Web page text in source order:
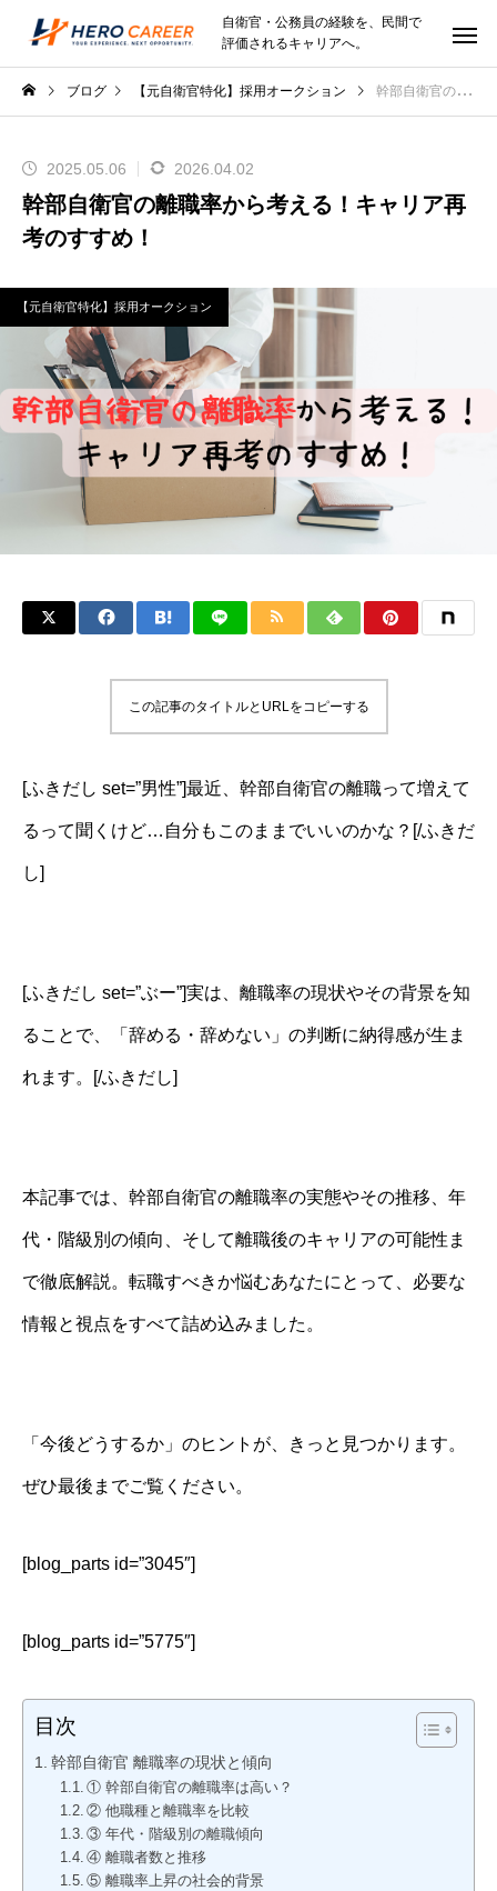
自衛官・公務員の経験を、民間で
評価されるキャリアへ。
ブログ 【元自衛官特化】採用オークション 幹部自衛官の離職率から考える！キャリア再考のすすめ！
2025.05.06 2026.04.02
幹部自衛官の離職率から考える！キャリア再
考のすすめ！
【元自衛官特化】採用オークション
この記事のタイトルとURLをコピーする
[ふきだし set=”男性”]最近、幹部自衛官の離職って増えて
るって聞くけど…自分もこのままでいいのかな？[/ふきだ
し]
[ふきだし set=”ぶー”]実は、離職率の現状やその背景を知
ることで、「辞める・辞めない」の判断に納得感が生ま
れます。[/ふきだし]
本記事では、幹部自衛官の離職率の実態やその推移、年
代・階級別の傾向、そして離職後のキャリアの可能性ま
で徹底解説。転職すべきか悩むあなたにとって、必要な
情報と視点をすべて詰め込みました。
「今後どうするか」のヒントが、きっと見つかります。
ぜひ最後までご覧ください。
[blog_parts id=”3045″]
[blog_parts id=”5775″]
目次
幹部自衛官 離職率の現状と傾向
① 幹部自衛官の離職率は高い？
② 他職種と離職率を比較
③ 年代・階級別の離職傾向
④ 離職者数と推移
⑤ 離職率上昇の社会的背景